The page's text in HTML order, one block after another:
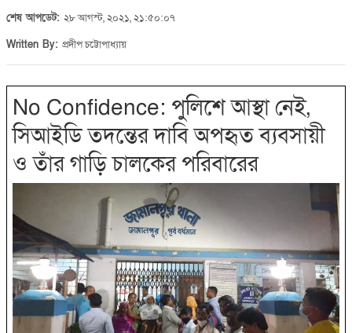
শেষ আপডেট: ২৮ আগস্ট, ২০২১, ২১:৫০:০৭
Written By: প্রদীপ চট্টোপাধ্যায়
No Confidence: পুলিশে আস্থা নেই,
সিআইডি তদন্তের দাবি অপহৃত ব্যবসায়ী
ও তাঁর গাড়ি চালকের পরিবারের